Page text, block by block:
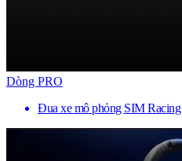
Dòng PRO
Đua xe mô phỏng SIM Racing